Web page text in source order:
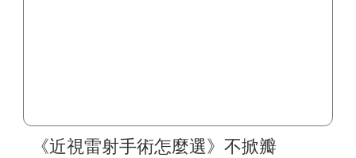
《近視雷射手術怎麼選》不掀瓣